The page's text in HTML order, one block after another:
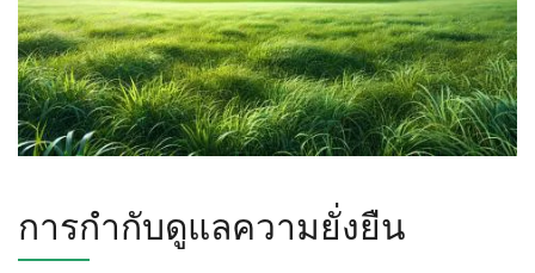
การกำกับดูแลความยั่งยืน